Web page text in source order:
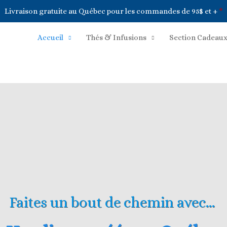
Livraison gratuite au Québec pour les commandes de 95$ et +*
Accueil Thés & Infusions Section Cadeaux
Faites un bout de chemin avec…